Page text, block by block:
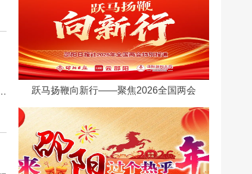
跃马扬鞭向新行——聚焦2026全国两会